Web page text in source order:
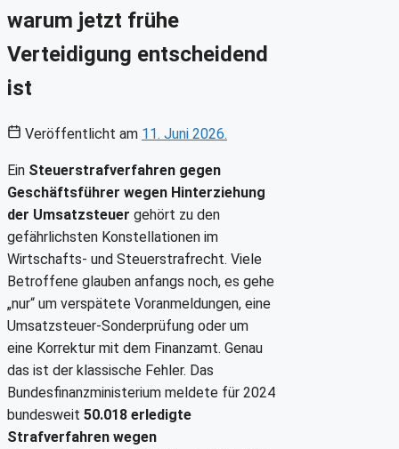
warum jetzt frühe
Verteidigung entscheidend
ist
Veröffentlicht am 11. Juni 2026.
Ein Steuerstrafverfahren gegen
Geschäftsführer wegen Hinterziehung
der Umsatzsteuer gehört zu den
gefährlichsten Konstellationen im
Wirtschafts- und Steuerstrafrecht. Viele
Betroffene glauben anfangs noch, es gehe
„nur“ um verspätete Voranmeldungen, eine
Umsatzsteuer-Sonderprüfung oder um
eine Korrektur mit dem Finanzamt. Genau
das ist der klassische Fehler. Das
Bundesfinanzministerium meldete für 2024
bundesweit 50.018 erledigte
Strafverfahren wegen